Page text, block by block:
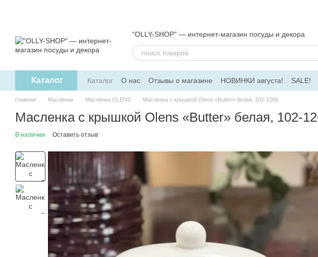
"OLLY-SHOP" — интернет-магазин посуды и декора
Каталог Каталог О нас Отзывы о магазине НОВИНКИ августа! SALE!
Обмен и возврат
Пользовательское соглашение Договір ПО
Главная Маслёнки Маслёнки OLENS Масленка с крышкой Olens «Butter» белая, 102-1260
Масленка с крышкой Olens «Butter» белая, 102-
В наличии Оставить отзыв